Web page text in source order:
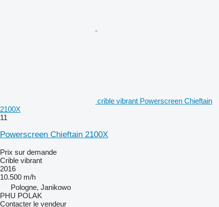
crible vibrant Powerscreen Chieftain
2100X
11
Powerscreen Chieftain 2100X
Prix sur demande
Crible vibrant
2016
10.500 m/h
Pologne, Janikowo
PHU POLAK
Contacter le vendeur